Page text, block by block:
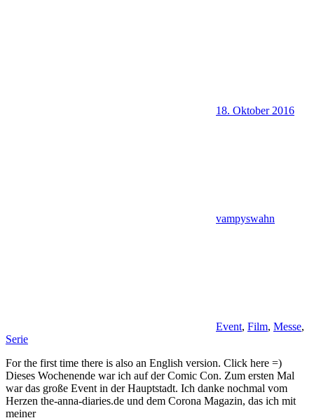
18. Oktober 2016
vampyswahn
Event, Film, Messe,
Serie
For the first time there is also an English version. Click here =)
Dieses Wochenende war ich auf der Comic Con. Zum ersten Mal
war das große Event in der Hauptstadt. Ich danke nochmal vom
Herzen the-anna-diaries.de und dem Corona Magazin, das ich mit
meiner